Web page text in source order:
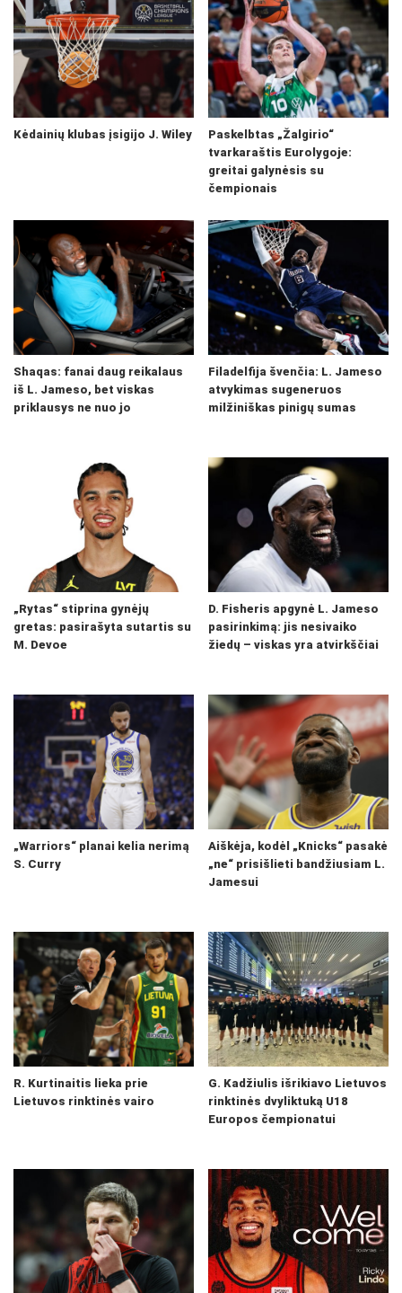
Kėdainių klubas įsigijo J. Wiley
Paskelbtas „Žalgirio“
tvarkaraštis Eurolygoje:
greitai galynėsis su
čempionais
Shaqas: fanai daug reikalaus
iš L. Jameso, bet viskas
priklausys ne nuo jo
Filadelfija švenčia: L. Jameso
atvykimas sugeneruos
milžiniškas pinigų sumas
„Rytas“ stiprina gynėjų
gretas: pasirašyta sutartis su
M. Devoe
D. Fisheris apgynė L. Jameso
pasirinkimą: jis nesivaiko
žiedų – viskas yra atvirkščiai
„Warriors“ planai kelia nerimą
S. Curry
Aiškėja, kodėl „Knicks“ pasakė
„ne“ prisišlieti bandžiusiam L.
Jamesui
R. Kurtinaitis lieka prie
Lietuvos rinktinės vairo
G. Kadžiulis išrikiavo Lietuvos
rinktinės dvyliktuką U18
Europos čempionatui